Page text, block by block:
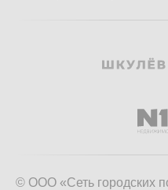
© ООО «Сеть городских